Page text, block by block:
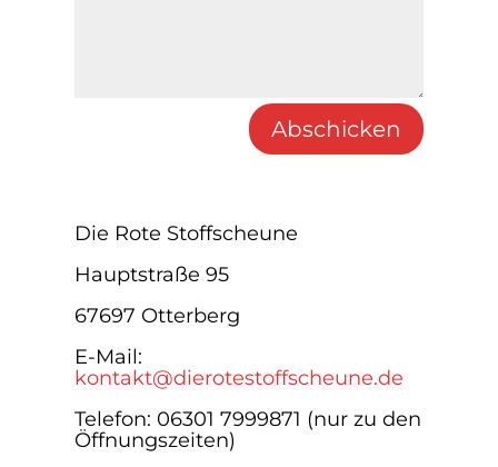
Abschicken
Die Rote Stoffscheune
Hauptstraße 95
67697 Otterberg
E-Mail:
kontakt@dierotestoffscheune.de
Telefon: 06301 7999871 (nur zu den
Öffnungszeiten)